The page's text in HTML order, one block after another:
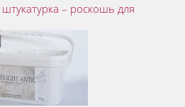
– роскошь для